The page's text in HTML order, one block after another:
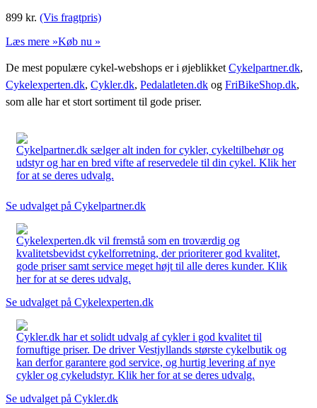
899 kr. (Vis fragtpris)
Læs mere »Køb nu »
De mest populære cykel-webshops er i øjeblikket Cykelpartner.dk,
Cykelexperten.dk, Cykler.dk, Pedalatleten.dk og FriBikeShop.dk,
som alle har et stort sortiment til gode priser.
Cykelpartner.dk sælger alt inden for cykler, cykeltilbehør og
udstyr og har en bred vifte af reservedele til din cykel. Klik her
for at se deres udvalg.
Se udvalget på Cykelpartner.dk
Cykelexperten.dk vil fremstå som en troværdig og
kvalitetsbevidst cykelforretning, der prioriterer god kvalitet,
gode priser samt service meget højt til alle deres kunder. Klik
her for at se deres udvalg.
Se udvalget på Cykelexperten.dk
Cykler.dk har et solidt udvalg af cykler i god kvalitet til
fornuftige priser. De driver Vestjyllands største cykelbutik og
kan derfor garantere god service, og hurtig levering af nye
cykler og cykeludstyr. Klik her for at se deres udvalg.
Se udvalget på Cykler.dk